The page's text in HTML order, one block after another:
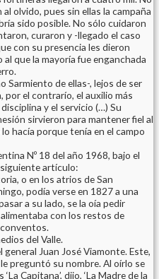
olvido, pues sin ellas la campaña
sido posible. No sólo cuidaron
curaron y -llegado el caso
con su presencia les dieron
que la mayoría fue enganchada
Sarmiento de ellas-, lejos de ser
por el contrarío, el auxilio más
y el servicio (…) Su
sirvieron para mantener fiel al
hacía porque tenía en el campo
Nº 18 del año 1968, bajo el
artículo:
o en los atrios de San
podía verse en 1827 a una
a su lado, se la oía pedir
con los restos de
del Valle.
Juan José Viamonte. Este,
preguntó su nombre. Al oírlo se
Capitana’, dijo, ‘La Madre de la